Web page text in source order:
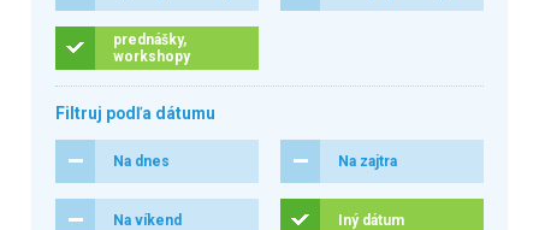
prednášky,
workshopy
Filtruj podľa dátumu
Na dnes Na zajtra
Na víkend Iný dátum